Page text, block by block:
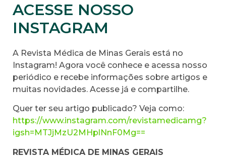
ACESSE NOSSO
INSTAGRAM
A Revista Médica de Minas Gerais está no
Instagram! Agora você conhece e acessa nosso
periódico e recebe informações sobre artigos e
muitas novidades. Acesse já e compartilhe.
Quer ter seu artigo publicado? Veja como:
https://www.instagram.com/revistamedicamg?
igsh=MTJjMzU2MHplNnF0Mg==
REVISTA MÉDICA DE MINAS GERAIS